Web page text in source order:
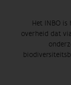
Het INBO
overheid dat